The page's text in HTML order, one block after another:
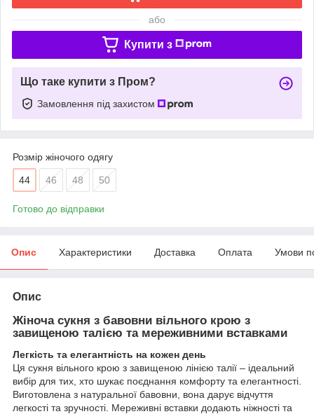
або
Купити з
Що таке купити з Пром?
Замовлення під захистом
Розмір жіночого одягу
44 46 48 50
Готово до відправки
Опис Характеристики Доставка Оплата Умови
Опис
Жіноча сукня з бавовни вільного крою з
завищеною талією та мереживними вставками
Легкість та елегантність на кожен день
Ця сукня вільного крою з завищеною лінією талії – ідеальний
вибір для тих, хто шукає поєднання комфорту та елегантності.
Виготовлена з натуральної бавовни, вона дарує відчуття
легкості та зручності. Мереживні вставки додають ніжності та